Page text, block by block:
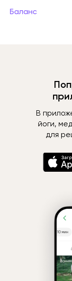
Баланс
В
йоги,
для